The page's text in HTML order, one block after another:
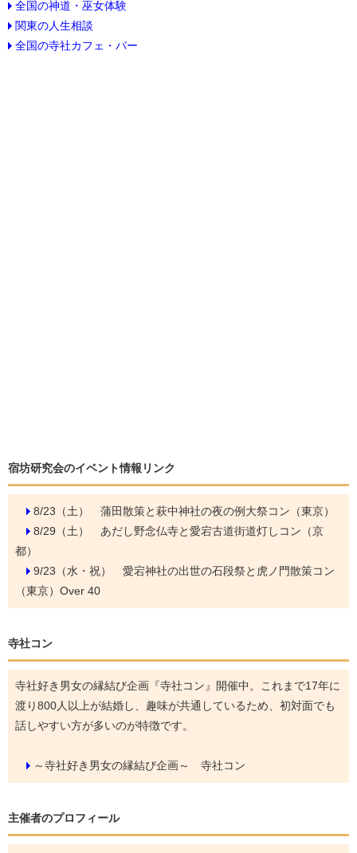
全国の神道・巫女体験
関東の人生相談
全国の寺社カフェ・バー
宿坊研究会のイベント情報リンク
8/23（土） 蒲田散策と萩中神社の夜の例大祭コン（東京）
8/29（土） あだし野念仏寺と愛宕古道街道灯しコン（京
都）
9/23（水・祝） 愛宕神社の出世の石段祭と虎ノ門散策コン
（東京）Over 40
寺社コン
寺社好き男女の縁結び企画『寺社コン』開催中。これまで17年に
渡り800人以上が結婚し、趣味が共通しているため、初対面でも
話しやすい方が多いのが特徴です。
～寺社好き男女の縁結び企画～ 寺社コン
主催者のプロフィール